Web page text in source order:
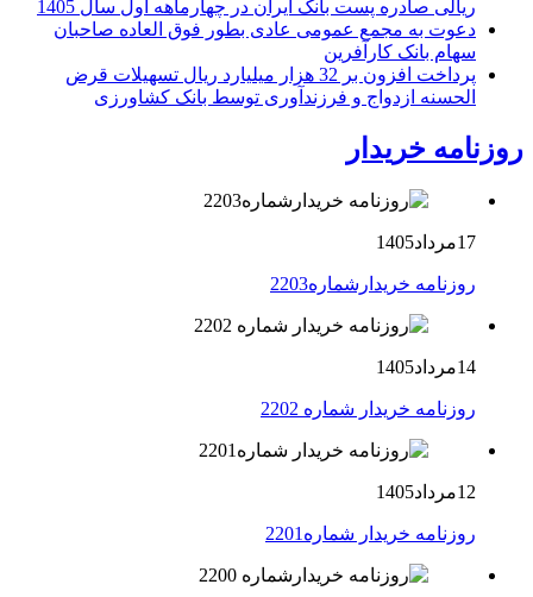
ریالی صادره پست بانک ایران در چهارماهه اول سال 1405
دعوت به مجمع عمومی عادی بطور فوق العاده صاحبان
سهام بانک کارآفرین
پرداخت افزون بر 32 هزار میلیارد ریال تسهیلات قرض
الحسنه ازدواج و فرزندآوری توسط بانک کشاورزی
روزنامه خریدار
17مرداد1405
روزنامه خریدارشماره2203
14مرداد1405
روزنامه خریدار شماره 2202
12مرداد1405
روزنامه خریدار شماره2201